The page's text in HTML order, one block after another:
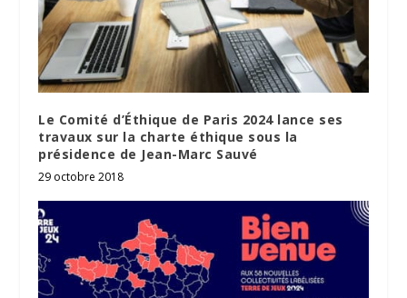
Le Comité d’Éthique de Paris 2024 lance ses
travaux sur la charte éthique sous la
présidence de Jean-Marc Sauvé
29 octobre 2018